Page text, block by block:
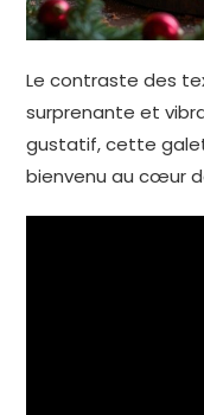
Le contraste des
surprenante et
gustatif, cette
bienvenu au cœur